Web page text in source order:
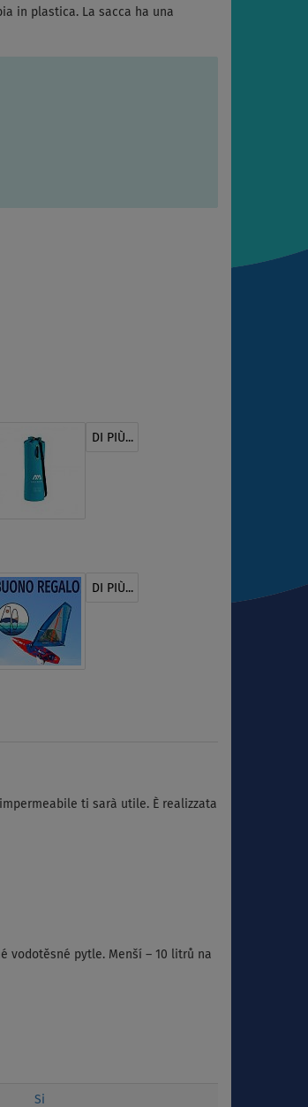
in plastica. La sacca ha una
DI PIÙ...
DI PIÙ...
ti sarà utile. È realizzata
vodotěsné pytle. Menší – 10 litrů na
Si